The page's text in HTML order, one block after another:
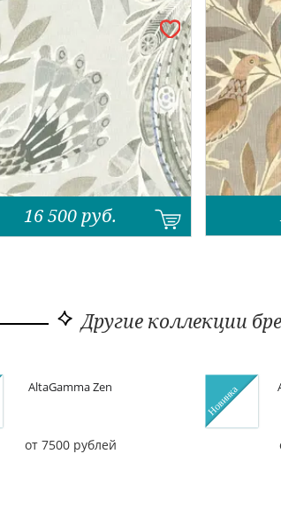
16 500руб.
Другие коллекции
AltaGamma Zen
от 7500 рублей